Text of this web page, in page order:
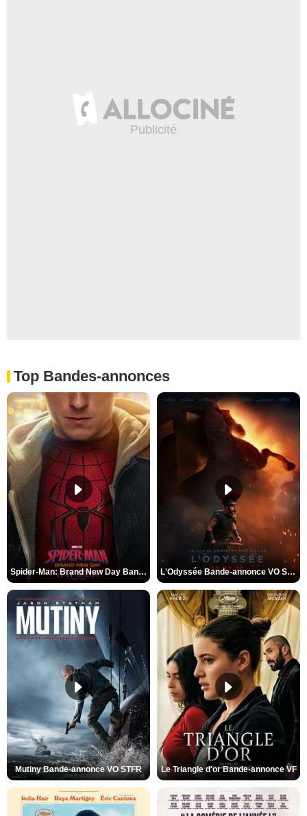
Top Bandes-annonces
Spider-Man: Brand New Day Bande-annonce VO STFR L'Odyssée Bande-annonce VO STFR
Mutiny Bande-annonce VO STFR Le Triangle d'or Bande-annonce VF